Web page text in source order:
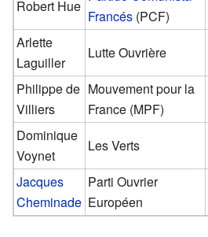
Robert Hue
Francés (PCF)
Arlette
Laguiller
Lutte Ouvrière
Philippe de
Villiers
Mouvement pour la
France (MPF)
Dominique
Voynet
Les Verts
Jacques
Cheminade
Parti Ouvrier
Européen